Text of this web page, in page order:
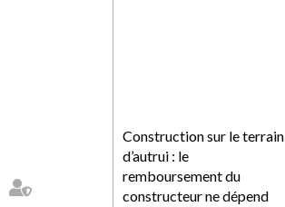
Construction sur le terrain
d’autrui : le
remboursement du
constructeur ne dépend